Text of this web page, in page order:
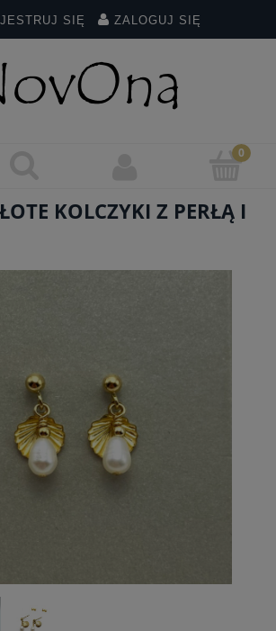
SIĘ ZALOGUJ SIĘ
KOLCZYKI Z PERŁĄ I